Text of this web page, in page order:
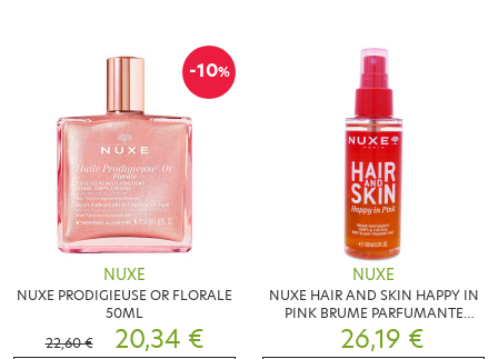
-10%
NUXE
NUXE PRODIGIEUSE OR FLORALE
50ML
22,60 €
20,34 €
NUXE
NUXE HAIR AND SKIN HAPPY IN
PINK BRUME PARFUMANTE
100ML
26,19 €